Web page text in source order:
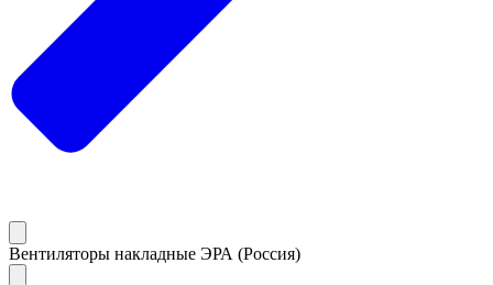
Вентиляторы накладные ЭРА (Россия)